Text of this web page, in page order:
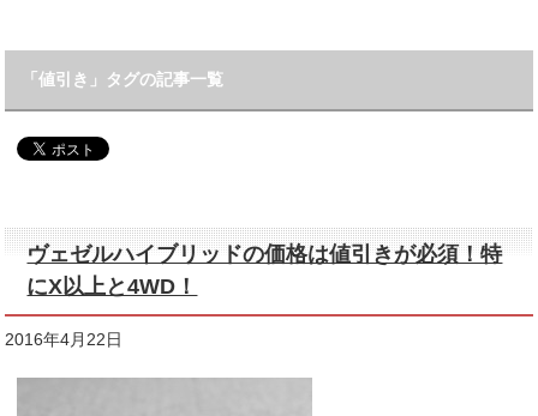
「値引き」タグの記事一覧
ヴェゼルハイブリッドの価格は値引きが必須！特
にX以上と4WD！
2016年4月22日